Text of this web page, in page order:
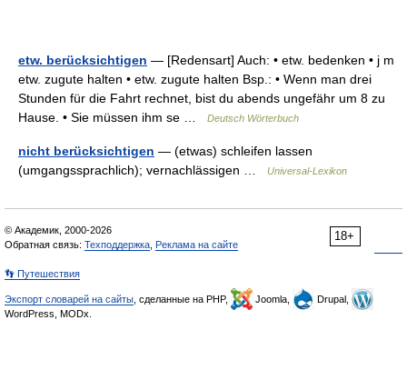
etw. berücksichtigen — [Redensart] Auch: • etw. bedenken • j m
etw. zugute halten • etw. zugute halten Bsp.: • Wenn man drei
Stunden für die Fahrt rechnet, bist du abends ungefähr um 8 zu
Hause. • Sie müssen ihm se …
Deutsch Wörterbuch
nicht berücksichtigen — (etwas) schleifen lassen
(umgangssprachlich); vernachlässigen …
Universal-Lexikon
18+
© Академик, 2000-2026
Обратная связь: Техподдержка Реклама на сайте
👣 Путешествия
Экспорт словарей на сайты , сделанные на PHP, Joomla,
Drupal,
WordPress, MODx.